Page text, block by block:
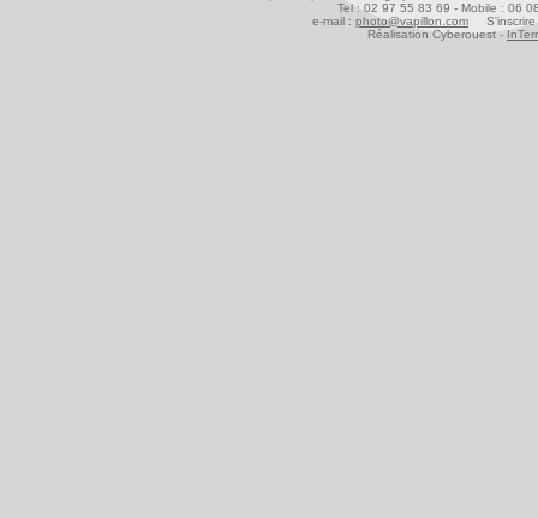
Tel : 02 97 55 83 69 - Mobile : 06
e-mail : photo@vapillon.com S'inscrire
Réalisation Cyberouest -